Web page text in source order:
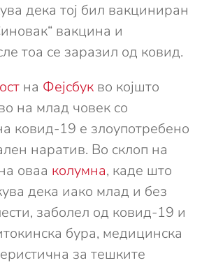
дека тој бил вакциниран
вакцина и
тоа се заразил од ковид.
на Фејсбук во којшто
на млад човек со
ковид-19 е злоупотребено
наратив. Во склоп на
оваа колумна, каде што
дека иако млад и без
заболел од ковид-19 и
бура, медицинска
за тешките